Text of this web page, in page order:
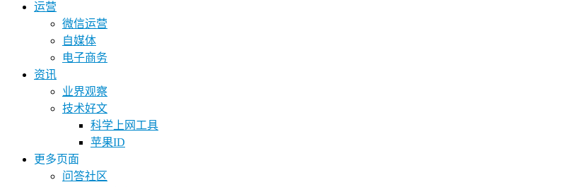
运营
微信运营
自媒体
电子商务
资讯
业界观察
技术好文
科学上网工具
苹果ID
更多页面
问答社区